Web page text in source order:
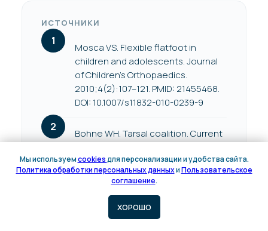
ИСТОЧНИКИ
Mosca VS. Flexible flatfoot in
children and adolescents. Journal
of Children’s Orthopaedics.
2010;4(2):107–121. PMID: 21455468.
DOI: 10.1007/s11832-010-0239-9
Bohne WH. Tarsal coalition. Current
35. PMID: 11176240. DOI:
10.1097/00008480-200102000-
Carr JB 2nd, Yang S, Lather LA.
Мы используемcookiesдля персонализации и удобства сайта.
Политика обработки персональных данныхиПользовательское
соглашение.
ХОРОШО
Онлайн